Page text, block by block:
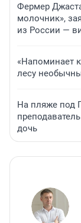
Фермер
молочник»,
из России —
«Напоминает
лесу
На пляже под
дочь